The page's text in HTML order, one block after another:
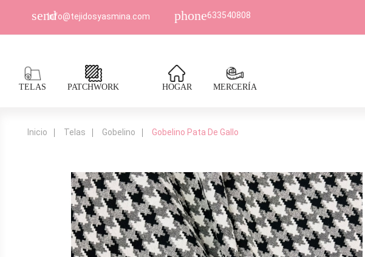
sendInfo@tejidosyasmina.com phone633540808
TELAS PATCHWORK HOGAR MERCERÍA
Inicio Telas Gobelino Gobelino Pata De Gallo